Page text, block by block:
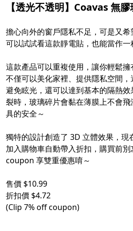
【透光不透明】Coavas 無
擔心向外的窗戶隱私不足，可是又希
可以試試看這款靜電貼，也能當作一
這款產品可以重複使用，讓你輕鬆擁
不僅可以美化家裡、提供隱私空間
避免眩光，還可以達到基本的隔熱
裂時，玻璃碎片會黏在薄膜上不會
具的安全～
獨特的設計創造了 3D 立體效果，現
加入購物車自動帶入折扣，購買前
coupon 享雙重優惠唷～
售價 $10.99
折扣價 $4.72
(Clip 7% off coupon)